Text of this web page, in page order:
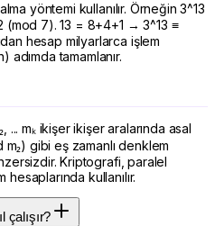
yöntemi kullanılır. Örneğin 3^13
(mod 7). 13 = 8+4+1 → 3^13 ≡
hesap milyarlarca işlem
tamamlanır.
... mₖ ikişer ikişer aralarında asal
m₂) gibi eş zamanlı denklem
Kriptografi, paralel
kullanılır.
çalışır?